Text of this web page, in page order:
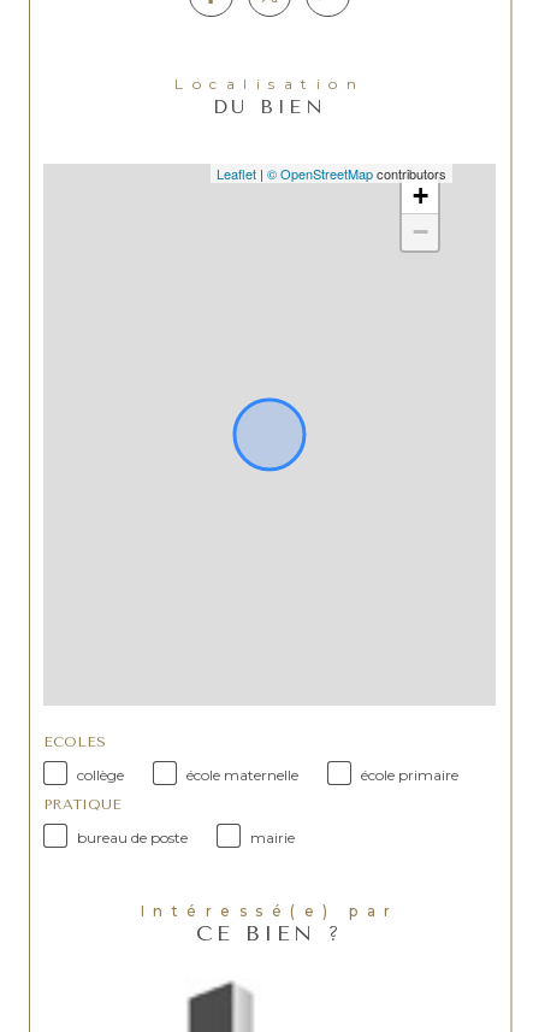
Localisation
DU BIEN
+
−
Leaflet | © OpenStreetMapcontributors
ECOLES
collège école maternelle école primaire
PRATIQUE
bureau de poste mairie
Intéressé(e) par
CE BIEN ?